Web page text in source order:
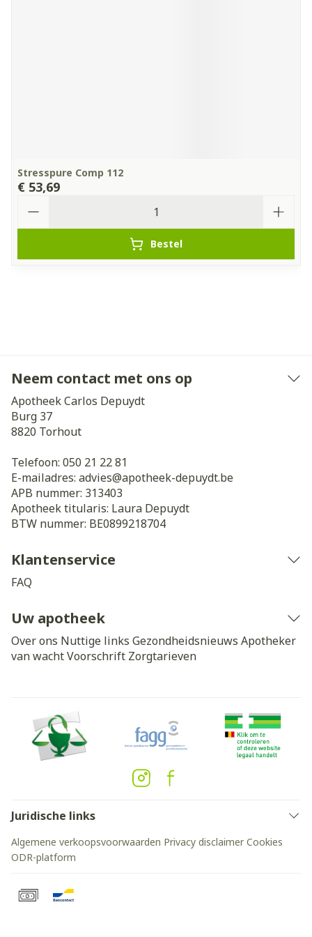
Stresspure Comp 112
€ 53,69
Bestel
Neem contact met ons op
Apotheek Carlos Depuydt
Burg 37
8820 Torhout
Telefoon: 050 21 22 81
E-mailadres: advies@apotheek-depuydt.be
APB nummer: 313403
Apotheek titularis: Laura Depuydt
BTW nummer: BE0899218704
Klantenservice
FAQ
Uw apotheek
Over ons Nuttige links Gezondheidsnieuws Apotheker
van wachtVoorschrift Zorgtarieven
Juridische links
Algemene verkoopsvoorwaarden Privacy disclaimer Cookies
ODR-platform